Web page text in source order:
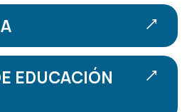
EDUCACIÓN